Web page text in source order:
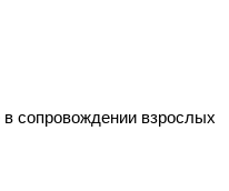
сопровождении взрослых